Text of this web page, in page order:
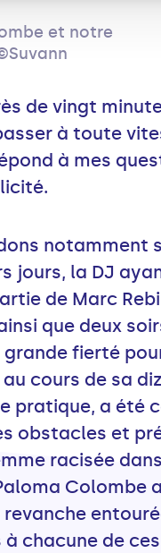
et notre
de vingt
à toute
à mes
notamment
jours, la DJ
de Marc
que deux
grande fierté
cours de sa
pratique, a été
obstacles et
racisée
Colombe
à chacune de